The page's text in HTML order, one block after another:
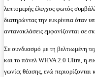
λεπτομερής έλεγχος φωτός
διατηρώντας την ευκρίνεια όταν
αντανακλάσεις εμφανίζονται σε
Σε συνδυασμό με τη βελτιωμένη
και το πάνελ WHVA 2.0 Ultra, η
γωνίες θέασης, ενώ